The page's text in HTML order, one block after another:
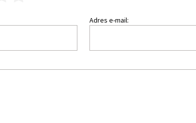
Adres e-mail: